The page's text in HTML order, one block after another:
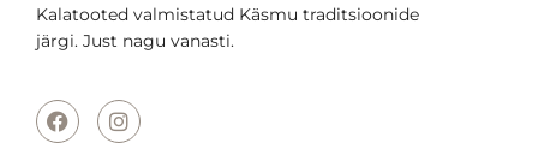
Kalatooted valmistatud Käsmu traditsioonide
järgi. Just nagu vanasti.